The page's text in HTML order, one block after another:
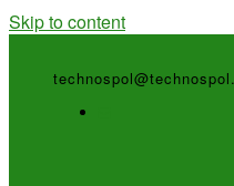
Skip to content